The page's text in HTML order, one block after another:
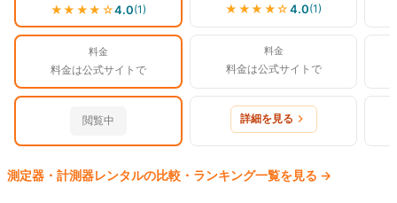
★★★★ ☆4.0(1) ★★★★☆4.0(1)
料金
料金は公式サイトで
料金
料金は公式サイトで
閲覧中 詳細を見る
測定器・計測器レンタルの比較・ランキング一覧を見る →